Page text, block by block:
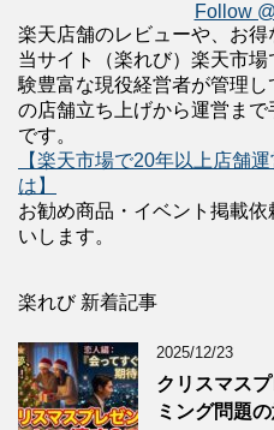
Follow
楽天店舗のレビューや、お得
当サイト（楽れび）楽天市
験豊富な現役経営者が管理
の店舗立ち上げから運営ま
です。
【楽天市場で20年以上店舗
は】
お勧め商品・イベント掲載依
いします。
楽れび 新着記事
2025/12/23
クリスマス
ミング問題